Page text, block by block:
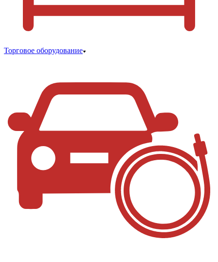
Торговое оборудование